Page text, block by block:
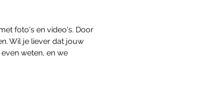
foto's en video's. Door
Wil je liever dat jouw
weten, en we